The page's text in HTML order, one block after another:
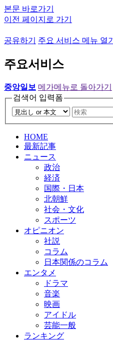
본문 바로가기
이전 페이지로 가기
공유하기 주요 서비스 메뉴 열기
주요서비스
중앙일보 메가메뉴로 돌아가기
검색어 입력폼
HOME
最新記事
ニュース
政治
経済
国際・日本
北朝鮮
社会・文化
スポーツ
オピニオン
社説
コラム
日本関係のコラム
エンタメ
ドラマ
音楽
映画
アイドル
芸能一般
ランキング